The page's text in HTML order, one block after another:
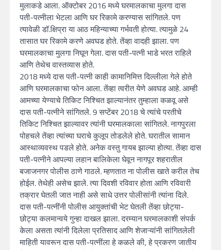
मुलाकडे आला. ऑक्टोबर 2016 मध्ये घरमालकाचा मुलगा दास
पती-पत्नीला भेटला आणि घर रिकामे करण्यास सांगितले. पण
त्यावेळी डॉ.क्षिप्रा या आठ महिन्याच्या गर्भवती होत्या. त्यामुळे 24
तासात घर रिकामे करणे अवघड होते. तेंव्हा वादही झाला. पण
घरमालकाचा मुलगा निघून गेला. दास पती-पत्नी भाडे भरत राहिले
आणि तेथेच वास्तव्यास होते.
2018 मध्ये दास पती-पत्नी काही कामानिमित्त दिल्लीला गेले होते
आणि घरमालकाचा फोन आला. तेंव्हा त्वरीत येणे अवघड आहे. आम्ही
आमच्या येण्याचे तिकिट निश्चित झाल्यानंतर तुम्हाला कळवू असे
दास पती-पत्नीने सांगितले. 9 सप्टेंबर 2018 चे त्यांचे परतीचे
तिकिट निश्चित झाल्यावर त्यांनी घरमालकाला सांगितले. नागपुरला
पोहचले तेंव्हा त्यांच्या घराचे कुलूप तोडलेले होते. घरातील सामान
आस्थाव्यवस्थ पडले होते. अनेक वस्तु गायब झाल्या होत्या. तेंव्हा दास
पती-पत्नीने आपल्या लहान बालिकेला घेवून नागपूर शहरातील
बजाजनगर पोलीस ठाणे गाठले. म्हणतात ना पोलीस खाते करील तेच
होईल. तेथेही असेच झाले. त्या दिवशी रविवार होता आणि रविवारी
तक्रार घेतली जात नाही असे साधे उत्तर पोलीसांनी त्यांना दिले.
दास पती-पत्नींनी पोलीस आयुक्तांची भेट घेतली तेंव्हा छोट्या-
छोट्या कलमान्वये गुन्हा दाखल झाला. दरम्यान घरमालकाशी संपर्क
केला असता त्यांनी दिलेला प्रतिसाद आणि शेजाऱ्यांनी सांगितलेली
माहिती यावरून दास पती-पत्नींला हे कळले की, हे प्रकरण जातीय